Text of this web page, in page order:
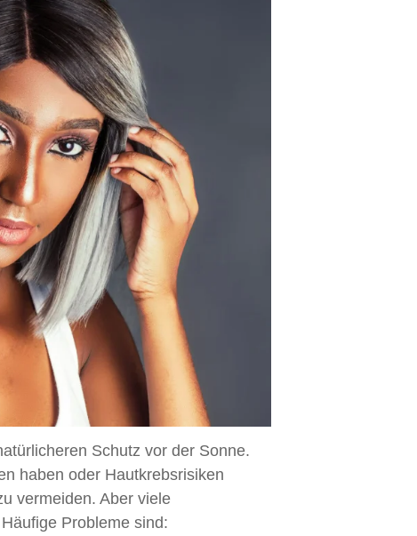
Schutz vor der Sonne.
haben oder Hautkrebsrisiken
vermeiden. Aber viele
Probleme sind: